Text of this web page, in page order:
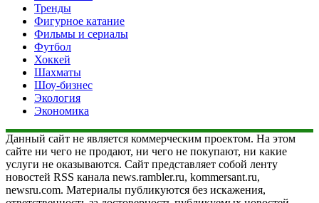
Тренды
Фигурное катание
Фильмы и сериалы
Футбол
Хоккей
Шахматы
Шоу-бизнес
Экология
Экономика
Данный сайт не является коммерческим проектом. На этом
сайте ни чего не продают, ни чего не покупают, ни какие
услуги не оказываются. Сайт представляет собой ленту
новостей RSS канала news.rambler.ru, kommersant.ru,
newsru.com. Материалы публикуются без искажения,